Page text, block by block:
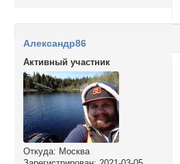
Александр86
Активный участник
Откуда: Москва